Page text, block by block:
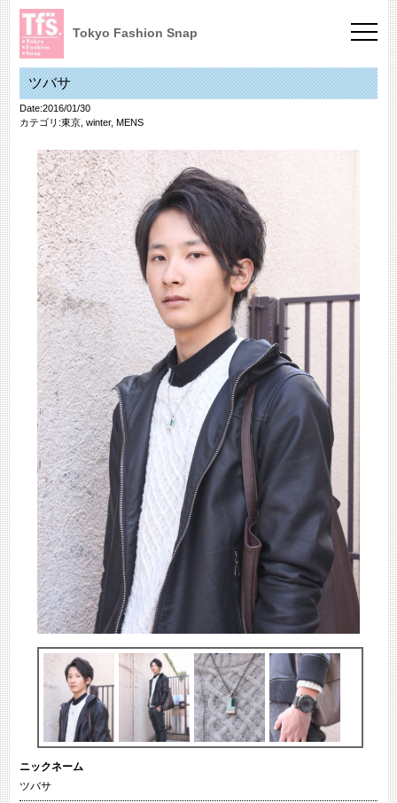
Tokyo Fashion Snap
ツバサ
Date:2016/01/30
カテゴリ:東京, winter, MENS
ニックネーム
ツバサ